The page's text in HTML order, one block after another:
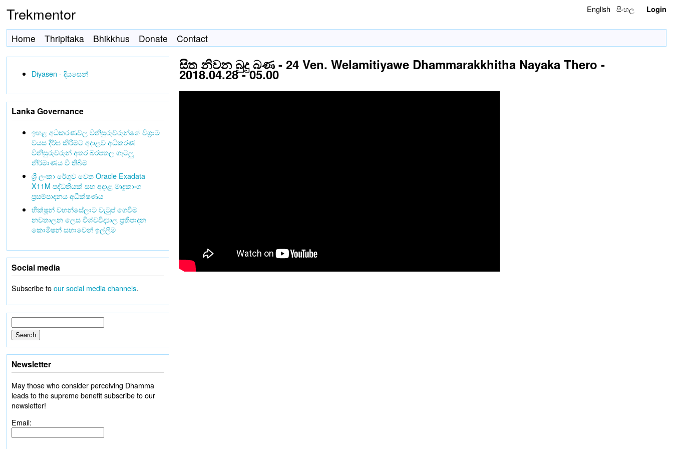
Trekmentor English සිංහල Login
Home Thripitaka Bhikkhus Donate Contact
සිත නිවන බුදු බණ - 24 Ven. Welamitiyawe Dhammarakkhitha Nayaka Thero -
2018.04.28 - 05.00
Diyasen - දියසෙන්
Lanka Governance
ඉහළ අධිකරණවල විනිසුරුවරුන්ගේ විශ්‍රාම
වයස දීර්ඝ කිරීමට අදාළව අධිකරණ
විනිසුරුවරුන් අතර බරපතල ගැටලු
නිර්මාණය වී තිබීම
ශ්‍රී ලංකා රේගුව වෙත Oracle Exadata
X11M පද්ධතියක් සහ අදාළ මෘදුකාංග
ප්‍රසම්පාදනය අධීක්ෂණය
භික්ෂූන් වහන්සේලාට වැටුප් ගෙවීම
නවතාලන ලෙස විශ්වවිද්‍යාල ප්‍රතිපාදන
කොමිෂන් සභාවෙන් ඉල්ලීම
Social media
Subscribe toour social media channels.
Newsletter
May those who consider perceiving Dhamma
leads to the supreme benefit subscribe to our
newsletter!
Email: